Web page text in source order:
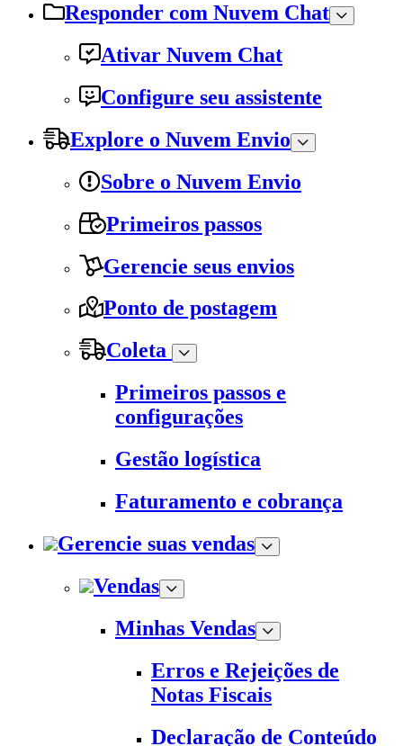
Responder com Nuvem Chat
Ativar Nuvem Chat
Configure seu assistente
Explore o Nuvem Envio
Sobre o Nuvem Envio
Primeiros passos
Gerencie seus envios
Ponto de postagem
Coleta
Primeiros passos e
configurações
Gestão logística
Faturamento e cobrança
Gerencie suas vendas
Vendas
Minhas Vendas
Erros e Rejeições de
Notas Fiscais
Declaração de Conteúdo